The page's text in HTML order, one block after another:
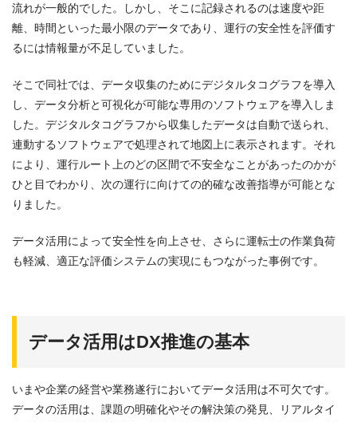
流れが一般的でした。しかし、そこに記録されるのは速度や距
離、時間といった最小限のデータであり、運行の安全性を評価す
るには情報量が不足していました。
そこで同社では、データ収集のためにデジタルタコグラフを導入
し、データ分析と可視化が可能な専用のソフトウェアを導入しま
した。デジタルタコグラフから収集したデータは自動で送られ、
連動するソフトウェアで処理されて地図上に表示されます。それ
により、運行ルート上のどの区間で不安全なことがあったのかが
ひと目でわかり、次の運行に向けての的確な改善指導が可能とな
りました。
データ活用によって安全性を向上させ、さらに運転士の作業負荷
も軽減、適正な評価システムの実現にもつながった事例です。
データ活用はDX推進の基本
いまや企業の経営や業務遂行においてデータ活用は不可欠です。
データの活用は、課題の明確化やその解決策の発見、リアルタイ